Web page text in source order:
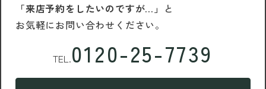
「来店予約をしたいのですが…」 と
お気軽にお問い合わせください。
TEL.0120-25-7739